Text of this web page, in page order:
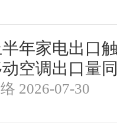
半年家电出口
空调出口量
2026-07-30